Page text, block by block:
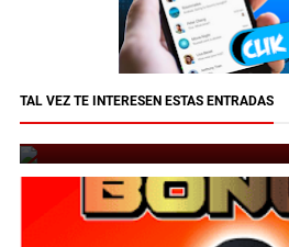
TAL VEZ TE INTERESEN ESTAS ENTRADAS
con inteligencia